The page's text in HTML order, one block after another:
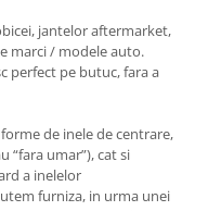
jantelor aftermarket,
marci / modele auto.
perfect pe butuc, fara a
de inele de centrare,
“fara umar”), cat si
a inelelor
furniza, in urma unei